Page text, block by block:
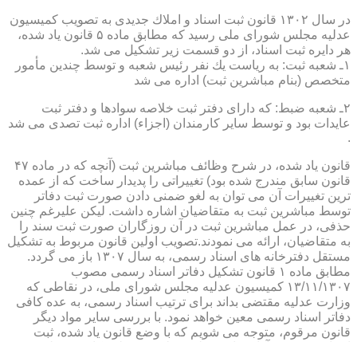
در سال ۱۳۰۲ قانون ثبت اسناد و املاك جدیدی به تصویب كمیسیون
عدلیه مجلس شورای ملی رسید كه مطابق ماده ۵ قانون یاد شده،
هر دایره ثبت اسناد، از دو قسمت زیر تشكیل می شد.
۱ـ شعبه ثبت: به ریاست یك نفر رئیس شعبه و توسط چندین مأمور
متخصص (بنام مباشرین ثبت) اداره می شد
۲ـ شعبه ضبط: كه دارای دفتر ثبت خلاصه سوادها و دفتر ثبت
عایدات بود و توسط سایر كارمندان (اجزاء) اداره ثبت تصدی می شد
.
قانون یاد شده، در شرح وظائف مباشرین ثبت (آنچه كه در ماده ۴۷
قانون سابق مندرج شده بود) تغییراتی را پدیدار ساخت كه از عمده
ترین تغییرات آن می توان به لغو ضمنی دادن صورت ثبت دفاتر
توسط مباشرین ثبت به متقاضیان اشاره داشت. لیكن علیرغم چنین
حذفی، در عمل مباشرین ثبت در آن روزگاران صورت ثبت سند را
به متقاضیان، ارائه می نمودند.تصویب اولین قانون مربوط به تشكیل
مستقل دفترخانه های اسناد رسمی، به سال ۱۳۰۷ باز می گردد.
مطابق ماده ۱ قانون تشكیل دفاتر اسناد رسمی مصوب
۱۳/۱۱/۱۳۰۷ كمیسیون عدلیه مجلس شورای ملی، در نقاطی كه
وزارت عدلیه مقتضی بداند برای ترتیب اسناد رسمی، به عده كافی
دفاتر اسناد رسمی معین خواهد نمود. با بررسی سایر مواد دیگر
قانون مرقوم، متوجه می شویم كه با وضع قانون یاد شده، ثبت